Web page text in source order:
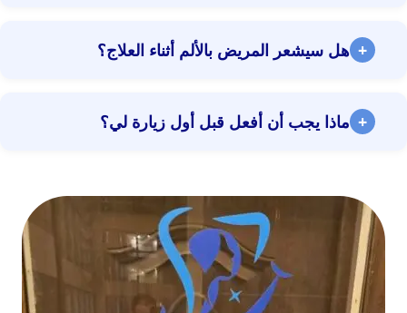
نسخة من بطاقة التأمين الخاصة بك لتأكيد التغطية قبل زيارتك.
+ هل سيشعر المريض بالألم أثناء العلاج؟
أحدث التقنيات لتقليل أو إزالة أي ألم.
+ ماذا يجب أن أفعل قبل أول زيارة لي؟
إجراء يتطلب ذلك. يرجى إحضار أي تقارير أو أشعة سابقة إن وجدت.